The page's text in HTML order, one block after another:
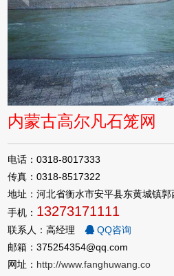
内蒙古高尔凡石笼网
电话：0318-8017333
传真：0318-8517322
地址：河北省衡水市安平县东黄城镇
手机： 13273171111
联系人：高经理
QQ咨询
邮箱：375254354@qq.com
网址： http://www.fanghuwang.co